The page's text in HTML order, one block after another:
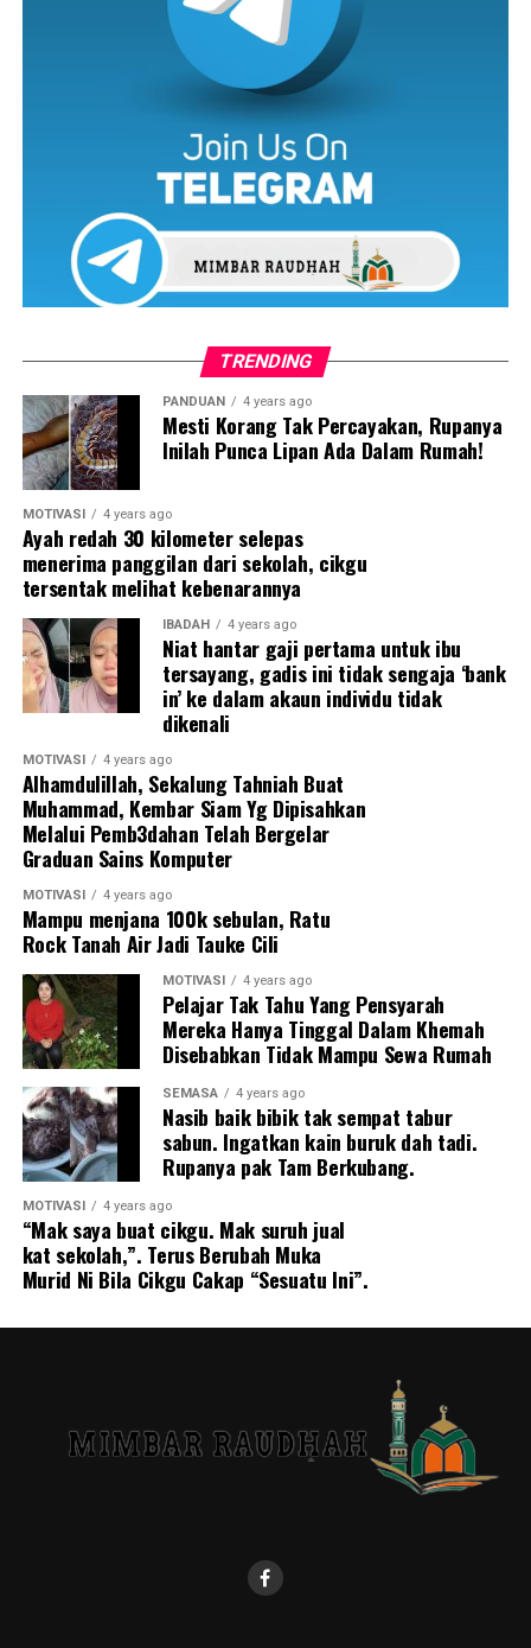
“Melindungi anak daripada cuaca buruk. Begitulah
mulianya kasih sayang seorang ibu.”
“Kasih sayang seorang ibu adalah yang terbaik.”
“Demi anak-anak, seorang ibu sanggup memikirkan apa
sahaja, ini adalah betapa mulianya kasih seorang ibu.”
“Kasih sejati tidak peduli apa yang orang lain fikirkan.”
“Selagi ia dapat menyempurnakan tugas, proses itu
tidak penting. Selagi kanak-kanak itu dilindungi,
membawa meja lipat bukan masalah, tidak mengapa.”
“Adegan menyentuh hati yang menggambarkan kasih
sayang seorang ibu. Tiada apa yang dapat
menggambarkannya dengan sempurna.”
Begitulah kasih sayang seorang ibu, dan pengorbanan
mereka tidak akan pernah berhenti walaupun anak-anak
telah dewasa. Jadi hargailah kehadiran ibu bapa anda
selagi mereka masih ada.
Sumber: erabaru.com.my
RELATED TOPICS:
UP NEXT
Sebuah ‘bilik comel’ tersembunyi bawah gerai bergerak,
anak kecil patuh menemani ibu bapanya mencari rezeki
DON'T MISS
Menangis Sampai Kering Air Mata, Kucing Kesayangan
‘Bonnie dan Clyde’ Mἀti Dirἀcun
TRENDING
PANDUAN 4 years ago
Mesti Korang Tak Percayakan, Rupanya
Inilah Punca Lipan Ada Dalam Rumah!
MOTIVASI 4 years ago
Ayah redah 30 kilometer selepas
menerima panggilan dari sekolah, cikgu
tersentak melihat kebenarannya
IBADAH 4 years ago
Niat hantar gaji pertama untuk ibu
tersayang, gadis ini tidak sengaja ‘bank
in’ ke dalam akaun individu tidak
dikenali
MOTIVASI 4 years ago
Alhamdulillah, Sekalung Tahniah Buat
Muhammad, Kembar Siam Yg Dipisahkan
Melalui Pemb3dahan Telah Bergelar
Graduan Sains Komputer
MOTIVASI 4 years ago
Mampu menjana 100k sebulan, Ratu
Rock Tanah Air Jadi Tauke Cili
MOTIVASI 4 years ago
Pelajar Tak Tahu Yang Pensyarah
Mereka Hanya Tinggal Dalam Khemah
Disebabkan Tidak Mampu Sewa Rumah
SEMASA 4 years ago
Nasib baik bibik tak sempat tabur
sabun. Ingatkan kain buruk dah tadi.
Rupanya pak Tam Berkubang.
MOTIVASI 4 years ago
“Mak saya buat cikgu. Mak suruh jual
kat sekolah,”. Terus Berubah Muka
Murid Ni Bila Cikgu Cakap “Sesuatu Ini”.